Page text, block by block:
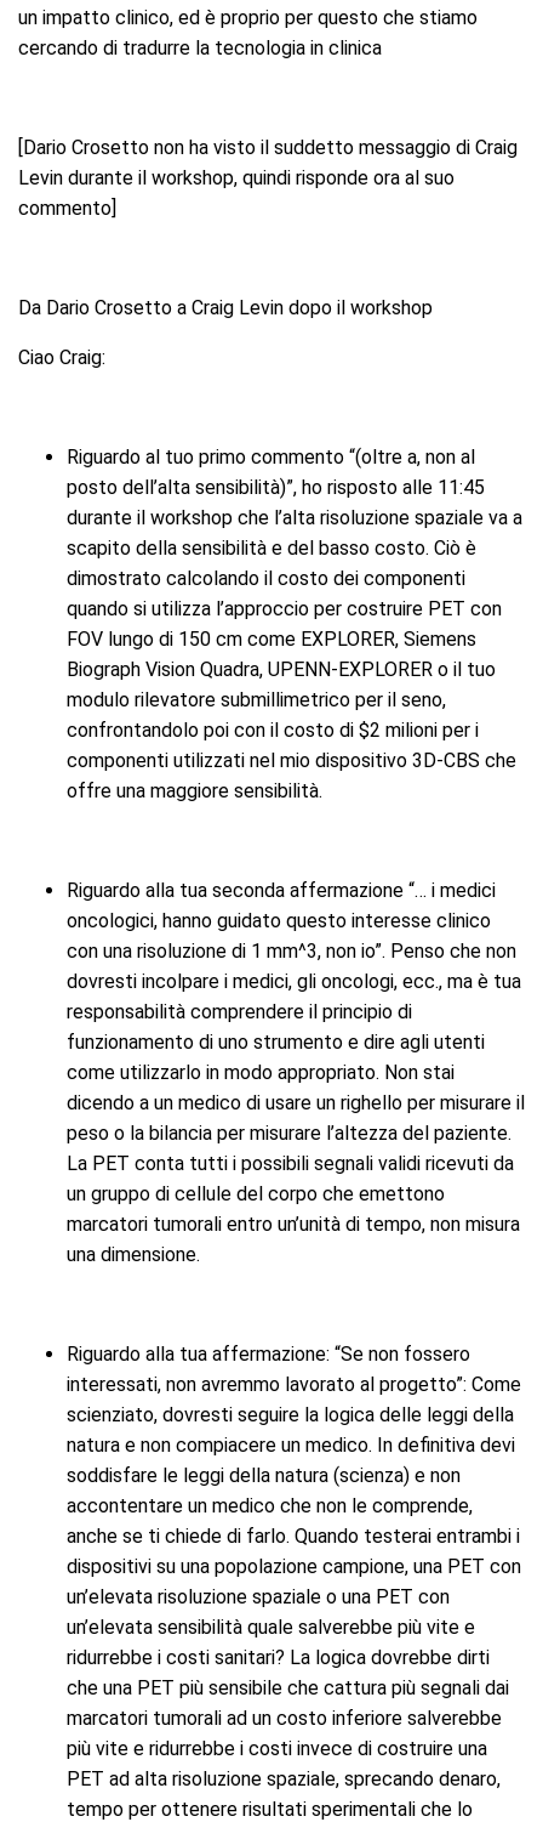
un impatto clinico, ed è proprio per questo che stiamo
cercando di tradurre la tecnologia in clinica
[Dario Crosetto non ha visto il suddetto messaggio di Craig
Levin durante il workshop, quindi risponde ora al suo
commento]
Da Dario Crosetto a Craig Levin dopo il workshop
Ciao Craig:
Riguardo al tuo primo commento “(oltre a, non al
posto dell’alta sensibilità)”, ho risposto alle 11:45
durante il workshop che l’alta risoluzione spaziale va a
scapito della sensibilità e del basso costo. Ciò è
dimostrato calcolando il costo dei componenti
quando si utilizza l’approccio per costruire PET con
FOV lungo di 150 cm come EXPLORER, Siemens
Biograph Vision Quadra, UPENN-EXPLORER o il tuo
modulo rilevatore submillimetrico per il seno,
confrontandolo poi con il costo di $2 milioni per i
componenti utilizzati nel mio dispositivo 3D-CBS che
offre una maggiore sensibilità.
Riguardo alla tua seconda affermazione “… i medici
oncologici, hanno guidato questo interesse clinico
con una risoluzione di 1 mm^3, non io”. Penso che non
dovresti incolpare i medici, gli oncologi, ecc., ma è tua
responsabilità comprendere il principio di
funzionamento di uno strumento e dire agli utenti
come utilizzarlo in modo appropriato. Non stai
dicendo a un medico di usare un righello per misurare il
peso o la bilancia per misurare l’altezza del paziente.
La PET conta tutti i possibili segnali validi ricevuti da
un gruppo di cellule del corpo che emettono
marcatori tumorali entro un’unità di tempo, non misura
una dimensione.
Riguardo alla tua affermazione: “Se non fossero
interessati, non avremmo lavorato al progetto”: Come
scienziato, dovresti seguire la logica delle leggi della
natura e non compiacere un medico. In definitiva devi
soddisfare le leggi della natura (scienza) e non
accontentare un medico che non le comprende,
anche se ti chiede di farlo. Quando testerai entrambi i
dispositivi su una popolazione campione, una PET con
un’elevata risoluzione spaziale o una PET con
un’elevata sensibilità quale salverebbe più vite e
ridurrebbe i costi sanitari? La logica dovrebbe dirti
che una PET più sensibile che cattura più segnali dai
marcatori tumorali ad un costo inferiore salverebbe
più vite e ridurrebbe i costi invece di costruire una
PET ad alta risoluzione spaziale, sprecando denaro,
tempo per ottenere risultati sperimentali che lo